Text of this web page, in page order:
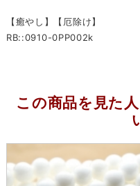
【癒やし】【厄除け】
RB::0910-0PP002k
この商品を見た